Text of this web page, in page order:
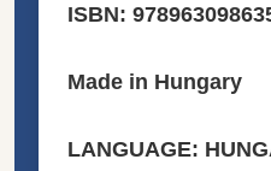
ISBN:
Made in Hungary
LANGUAGE: